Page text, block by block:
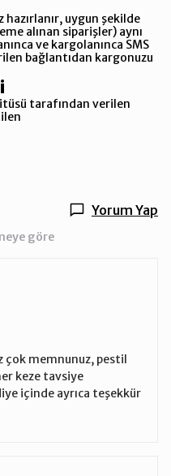
uygun şekilde
alınan siparişler) aynı
ve kargolanınca SMS
bağlantıdan kargonuzu
tarafından verilen
Yorum Yap
göre
çok memnunuz, pestil
keze tavsiye
içinde ayrıca teşekkür